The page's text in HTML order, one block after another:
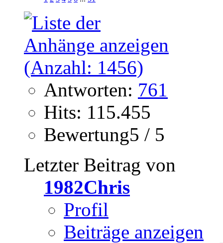
Antworten: 761
Hits: 115.455
Bewertung5 / 5
Letzter Beitrag von
1982Chris
Profil
Beiträge anzeigen